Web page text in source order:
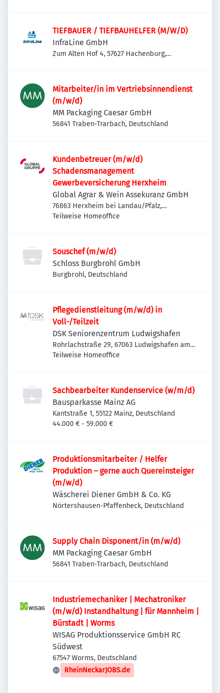
TIEFBAUER / TIEFBAUHELFER (M/W/D)
InfraLine GmbH
Zum Alten Hof 4, 57627 Hachenburg,
Mitarbeiter/in im Vertriebsinnendienst
(m/w/d)
MM Packaging Caesar GmbH
56841 Traben-Trarbach, Deutschland
Kundenbetreuer (m/w/d)
Schadensmanagement
Gewerbeversicherung Herxheim
Global Agrar & Wein Assekuranz GmbH
76863 Herxheim bei Landau/Pfalz,
Deutschland
Teilweise Homeoffice
Souschef (m/w/d)
Schloss Burgbrohl GmbH
Burgbrohl, Deutschland
Pflegedienstleitung (m/w/d) in
Voll-/Teilzeit
DSK Seniorenzentrum Ludwigshafen
Rohrlachstraße 29, 67063 Ludwigshafen am
Rhein, Deutschland
Teilweise Homeoffice
Sachbearbeiter Kundenservice (w/m/d)
Bausparkasse Mainz AG
Kantstraße 1, 55122 Mainz, Deutschland
44.000 € - 59.000 €
Produktionsmitarbeiter / Helfer
Produktion – gerne auch Quereinsteiger
(m/w/d)
Wäscherei Diener GmbH & Co. KG
Nörtershausen-Pfaffenheck, Deutschland
Supply Chain Disponent/in (m/w/d)
MM Packaging Caesar GmbH
56841 Traben-Trarbach, Deutschland
Industriemechaniker | Mechatroniker
(m/w/d) Instandhaltung | für Mannheim |
Bürstadt | Worms
WISAG Produktionsservice GmbH RC
Südwest
67547 Worms, Deutschland
RheinNeckarJOBS.de